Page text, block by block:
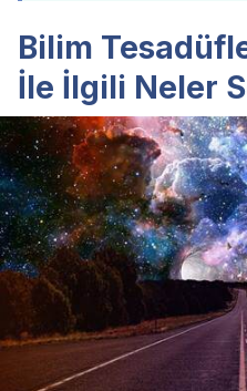
Bilim
İle İlgili Neler